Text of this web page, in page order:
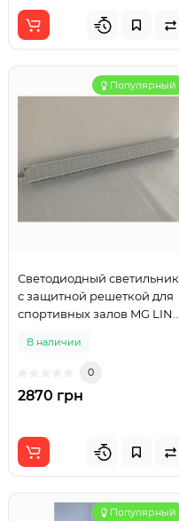
Популярный
Светодиодный светильник
с защитной решеткой для
спортивных залов MG LINE
В наличии
0
2870 грн
Популярный